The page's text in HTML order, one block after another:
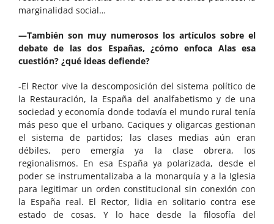
marginalidad social…
—También son muy numerosos los artículos sobre el
debate de las dos Españas, ¿cómo enfoca Alas esa
cuestión? ¿qué ideas defiende?
-El Rector vive la descomposición del sistema político de
la Restauración, la España del analfabetismo y de una
sociedad y economía donde todavía el mundo rural tenía
más peso que el urbano. Caciques y oligarcas gestionan
el sistema de partidos; las clases medias aún eran
débiles, pero emergía ya la clase obrera, los
regionalismos. En esa España ya polarizada, desde el
poder se instrumentalizaba a la monarquía y a la Iglesia
para legitimar un orden constitucional sin conexión con
la España real. El Rector, lidia en solitario contra ese
estado de cosas. Y lo hace desde la filosofía del